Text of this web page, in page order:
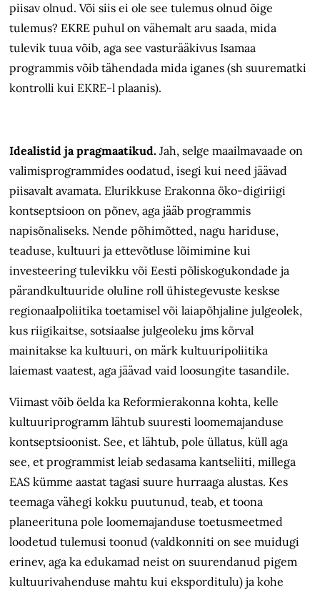
piisav olnud. Või siis ei ole see tulemus olnud õige
tulemus? EKRE puhul on vähemalt aru saada, mida
tulevik tuua võib, aga see vasturääkivus Isamaa
programmis võib tähendada mida iganes (sh suurematki
kontrolli kui EKRE-l plaanis).
Idealistid ja pragmaatikud.Jah, selge maailmavaade on
valimisprogrammides oodatud, isegi kui need jäävad
piisavalt avamata. Elurikkuse Erakonna öko-digiriigi
kontseptsioon on põnev, aga jääb programmis
napisõnaliseks. Nende põhimõtted, nagu hariduse,
teaduse, kultuuri ja ettevõtluse lõimimine kui
investeering tulevikku või Eesti põliskogukondade ja
pärandkultuuride oluline roll ühistegevuste keskse
regionaalpoliitika toetamisel või laiapõhjaline julgeolek,
kus riigikaitse, sotsiaalse julgeoleku jms kõrval
mainitakse ka kultuuri, on märk kultuuripoliitika
laiemast vaatest, aga jäävad vaid loosungite tasandile.
Viimast võib öelda ka Reformierakonna kohta, kelle
kultuuriprogramm lähtub suuresti loomemajanduse
kontseptsioonist. See, et lähtub, pole üllatus, küll aga
see, et programmist leiab sedasama kantseliiti, millega
EAS kümme aastat tagasi suure hurraaga alustas. Kes
teemaga vähegi kokku puutunud, teab, et toona
planeerituna pole loomemajanduse toetusmeetmed
loodetud tulemusi toonud (valdkonniti on see muidugi
erinev, aga ka edukamad neist on suurendanud pigem
kultuurivahenduse mahtu kui eksporditulu) ja kohe